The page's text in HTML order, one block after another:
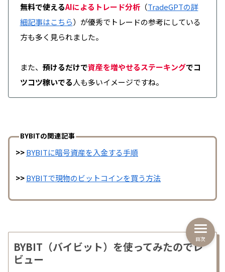
Bybitの対応は迅速・透明・戦略的。FTXの悪
夢を払拭し、市場の信頼を維持。
他の取引所はこの教訓を学ぶべき！
引用元：App Store 投稿者｜顔文字
その信頼された暗号資産を取り扱っているとい
う信頼性もBybitの魅力です。
致します。
事や、手数料が安い）
キャンペーンが多く何となく飽きない（お金持
コピートレードや、ボットトレードがあり、私
無料で使えるAIによるトレード分析（TradeGPTの詳
細記事はこちら）が優秀でトレードの参考にしている
方も多く見られました。
また、 預けるだけで資産を増やせるステーキングでコ
ツコツ稼いでる人も多いイメージですね。
BYBITの関連記事
>>BYBITに暗号資産を入金する手順
>>BYBITで現物のビットコインを買う方法
BYBIT（バイビット）を使ってみたのでレ
ビュー
目次